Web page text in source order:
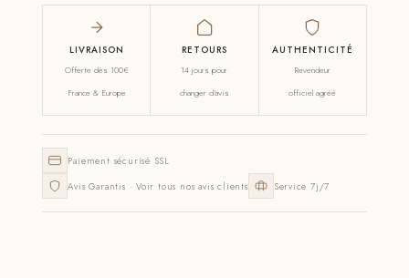
LIVRAISON
Offerte dès 100€
France & Europe
RETOURS
14 jours pour
changer d'avis
AUTHENTICITÉ
Revendeur
officiel agréé
Paiement sécurisé SSL
Avis Garantis · Voir tous nos avis clients
Service 7j/7